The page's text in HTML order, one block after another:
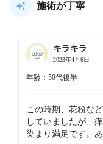
施術が丁寧
キラキラ
2023年4月6日
年齢：50代後半
この時期、花粉な
していましたが、
染まり満足です。